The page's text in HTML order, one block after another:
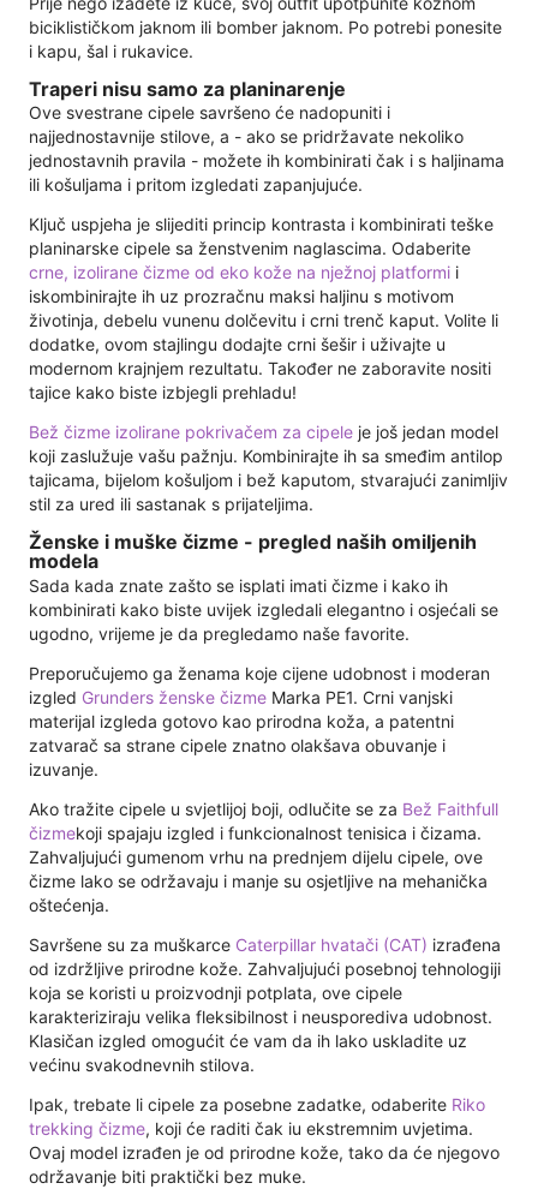
biciklističkom jaknom ili bomber jaknom. Po potrebi ponesite
i kapu, šal i rukavice.
Traperi nisu samo za planinarenje
Ove svestrane cipele savršeno će nadopuniti i
najjednostavnije stilove, a - ako se pridržavate nekoliko
jednostavnih pravila - možete ih kombinirati čak i s haljinama
ili košuljama i pritom izgledati zapanjujuće.
Ključ uspjeha je slijediti princip kontrasta i kombinirati teške
planinarske cipele sa ženstvenim naglascima. Odaberite
crne, izolirane čizme od eko kože na nježnoj platformi i
iskombinirajte ih uz prozračnu maksi haljinu s motivom
životinja, debelu vunenu dolčevitu i crni trenč kaput. Volite li
dodatke, ovom stajlingu dodajte crni šešir i uživajte u
modernom krajnjem rezultatu. Također ne zaboravite nositi
tajice kako biste izbjegli prehladu!
Bež čizme izolirane pokrivačem za cipele je još jedan model
koji zaslužuje vašu pažnju. Kombinirajte ih sa smeđim antilop
tajicama, bijelom košuljom i bež kaputom, stvarajući zanimljiv
stil za ured ili sastanak s prijateljima.
Ženske i muške čizme - pregled naših omiljenih
modela
Sada kada znate zašto se isplati imati čizme i kako ih
kombinirati kako biste uvijek izgledali elegantno i osjećali se
ugodno, vrijeme je da pregledamo naše favorite.
Preporučujemo ga ženama koje cijene udobnost i moderan
izgled Grunders ženske čizme Marka PE1. Crni vanjski
materijal izgleda gotovo kao prirodna koža, a patentni
zatvarač sa strane cipele znatno olakšava obuvanje i
izuvanje.
Ako tražite cipele u svjetlijoj boji, odlučite se za Bež Faithfull
čizmekoji spajaju izgled i funkcionalnost tenisica i čizama.
Zahvaljujući gumenom vrhu na prednjem dijelu cipele, ove
čizme lako se održavaju i manje su osjetljive na mehanička
oštećenja.
Savršene su za muškarce Caterpillar hvatači (CAT) izrađena
od izdržljive prirodne kože. Zahvaljujući posebnoj tehnologiji
koja se koristi u proizvodnji potplata, ove cipele
karakteriziraju velika fleksibilnost i neusporediva udobnost.
Klasičan izgled omogućit će vam da ih lako uskladite uz
većinu svakodnevnih stilova.
Ipak, trebate li cipele za posebne zadatke, odaberite Riko
trekking čizme, koji će raditi čak iu ekstremnim uvjetima.
Ovaj model izrađen je od prirodne kože, tako da će njegovo
održavanje biti praktički bez muke.